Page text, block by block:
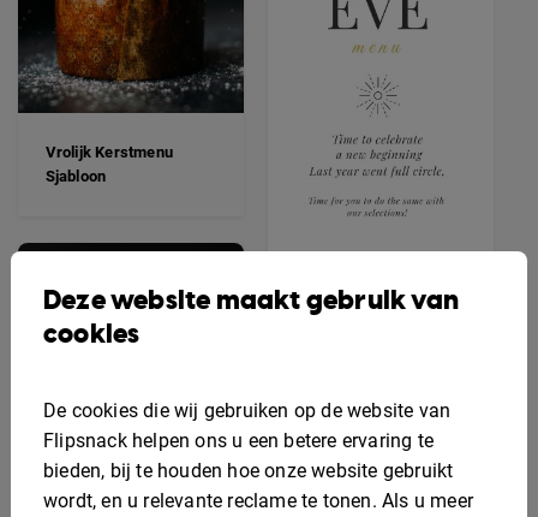
Vrolijk Kerstmenu
Sjabloon
Oudejaarsmenu
Deze website maakt gebruik van
cookies
De cookies die wij gebruiken op de website van
Flipsnack helpen ons u een betere ervaring te
bieden, bij te houden hoe onze website gebruikt
wordt, en u relevante reclame te tonen. Als u meer